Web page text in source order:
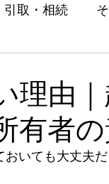
引取・相続
理由
有者
いても大丈夫